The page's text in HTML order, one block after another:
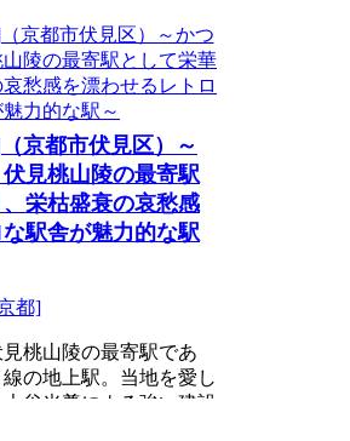
京都市伏見区）～
見桃山陵の最寄駅
栄枯盛衰の哀愁感
駅舎が魅力的な駅
都]
桃山陵の最寄駅であ
の地上駅。当地を愛し
谷光尊による強い建設
急...